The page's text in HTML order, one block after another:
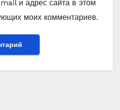
и адрес сайта в этом
моих комментариев.